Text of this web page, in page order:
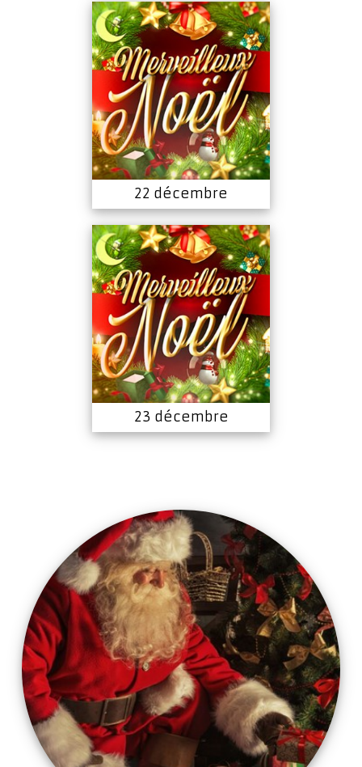
22 décembre
23 décembre